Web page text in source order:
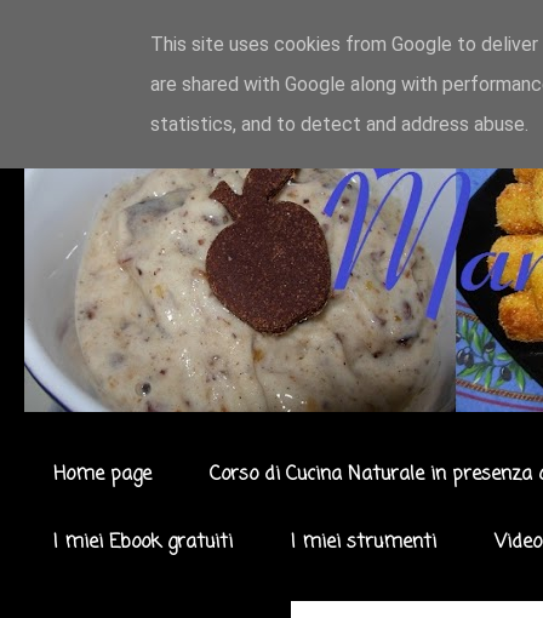
Home page Corso di Cucina Naturale in presenza
I miei Ebook gratuiti I miei strumenti
This site uses cookies from Google to
are shared with Google along with
statistics, and to detect and address abuse.